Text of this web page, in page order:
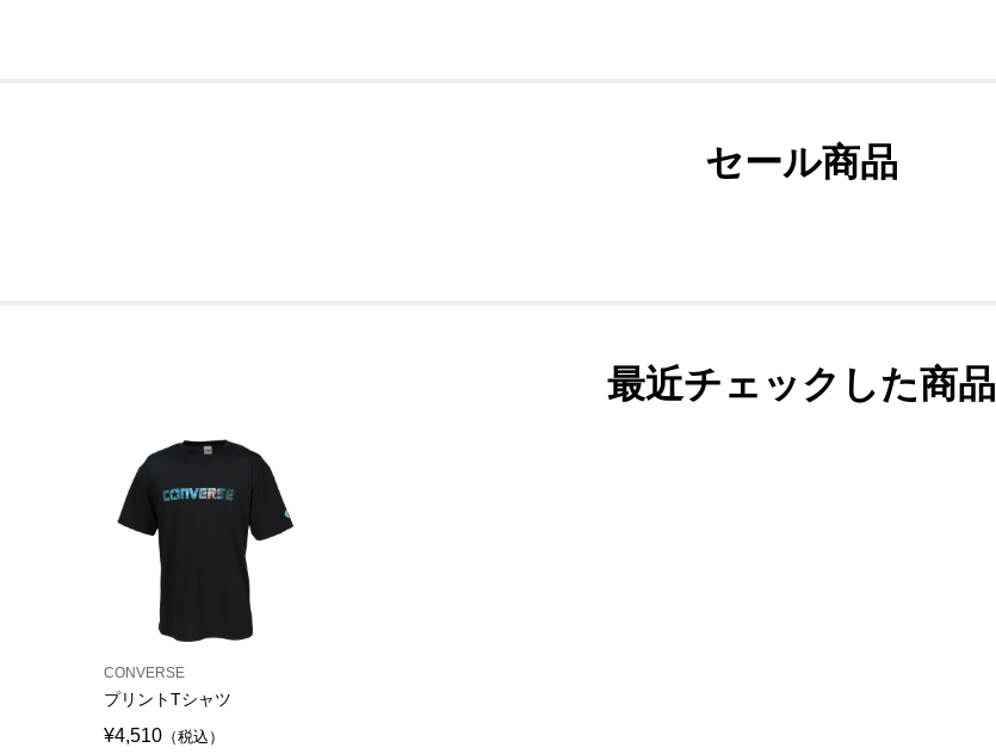
セール商品
最近チェックした商品
CONVERSE
プリントTシャツ
¥4,510 （税込）